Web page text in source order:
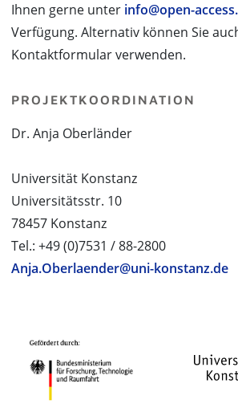
Ihnen gerne unter info@open-
Verfügung. Alternativ können Sie
Kontaktformular verwenden.
PROJEKTKOORDINATION
Dr. Anja Oberländer
Universität Konstanz
Universitätsstr. 10
78457 Konstanz
Tel.: +49 (0)7531 / 88-2800
Anja.Oberlaender@uni-konstanz.de